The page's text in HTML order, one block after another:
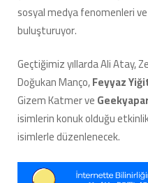
sosyal medya fenomenleri
buluşturuyor.
Geçtiğimiz yıllarda Ali Atay,
Doğukan Manço,Feyyaz
Gizem Katmer ve
isimlerin konuk olduğu
isimlerle düzenlenecek.